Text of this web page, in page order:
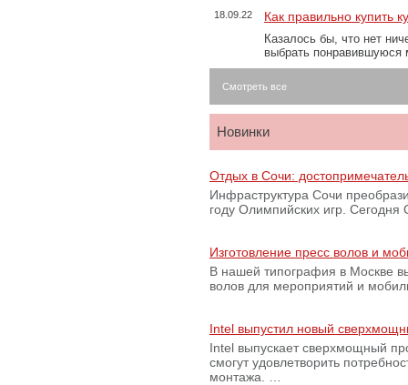
18.09.22 Как правильно купить
Казалось бы, что нет
выбрать
Смотреть все
Новинки
Отдых в Сочи:
Инфраструктура Сочи
году Олимпийских игр.
Изготовление пресс волов и
В нашей типография в Москве
волов для мероприятий и
Intel выпустил новый
Intel выпускает сверхмощный
смогут удовлетворить
монтажа. …